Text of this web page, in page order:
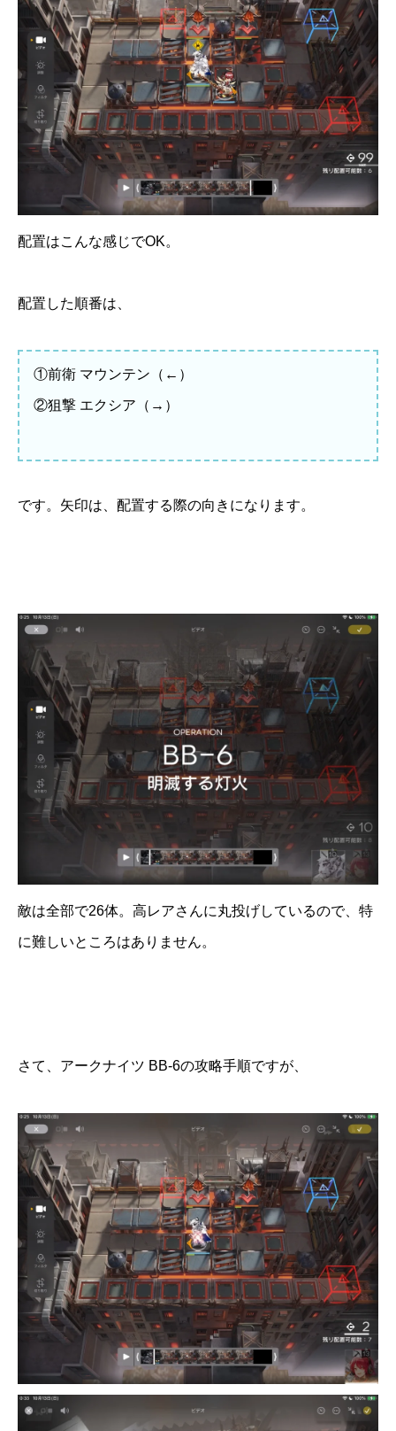
配置はこんな感じでOK。
配置した順番は、
①前衛 マウンテン（←）
②狙撃 エクシア（→）
です。矢印は、配置する際の向きになります。
敵は全部で26体。高レアさんに丸投げしているので、特
に難しいところはありません。
さて、アークナイツ BB-6の攻略手順ですが、